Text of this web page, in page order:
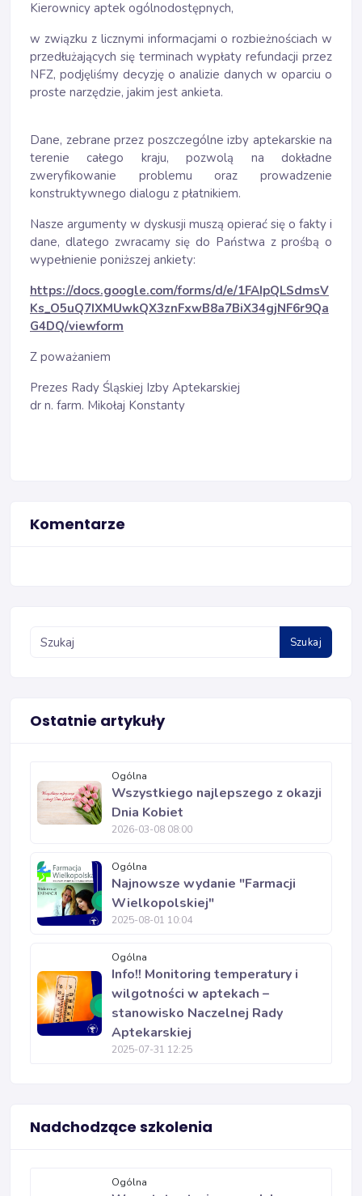
Kierownicy aptek ogólnodostępnych,
w związku z licznymi informacjami o rozbieżnościach w
przedłużających się terminach wypłaty refundacji przez
NFZ, podjęliśmy decyzję o analizie danych w oparciu o
proste narzędzie, jakim jest ankieta.
Dane, zebrane przez poszczególne izby aptekarskie na
terenie całego kraju, pozwolą na dokładne
zweryfikowanie problemu oraz prowadzenie
konstruktywnego dialogu z płatnikiem.
Nasze argumenty w dyskusji muszą opierać się o fakty i
dane, dlatego zwracamy się do Państwa z prośbą o
wypełnienie poniższej ankiety:
https://docs.google.com/forms/d/e/1FAIpQLSdmsV
Ks_O5uQ7IXMUwkQX3znFxwB8a7BiX34gjNF6r9Qa
G4DQ/viewform
Z poważaniem
Prezes Rady Śląskiej Izby Aptekarskiej
dr n. farm. Mikołaj Konstanty
Komentarze
Szukaj
Ostatnie artykuły
Ogólna
Wszystkiego najlepszego z okazji
Dnia Kobiet
2026-03-08 08:00
Ogólna
Najnowsze wydanie "Farmacji
Wielkopolskiej"
2025-08-01 10:04
Ogólna
Info!! Monitoring temperatury i
wilgotności w aptekach –
stanowisko Naczelnej Rady
Aptekarskiej
2025-07-31 12:25
Nadchodzące szkolenia
Ogólna